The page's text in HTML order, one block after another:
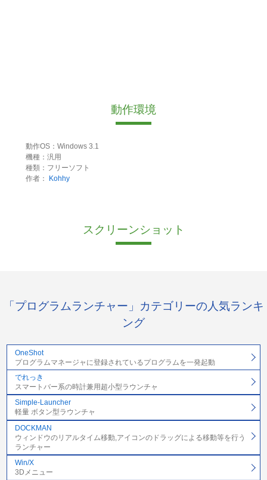
動作環境
動作OS：Windows 3.1
機種：汎用
種類：フリーソフト
作者：
Kohhy
スクリーンショット
「プログラムランチャー」カテゴリーの人気ランキ
ング
OneShot
プログラムマネージャに登録されているプログラムを一発起動
でれっき
スマートバー系の時計兼用超小型ラウンチャ
Simple-Launcher
軽量 ボタン型ラウンチャ
DOCKMAN
ウィンドウのリアルタイム移動,アイコンのドラッグによる移動等を行う
ランチャー
Win/X
3Dメニュー